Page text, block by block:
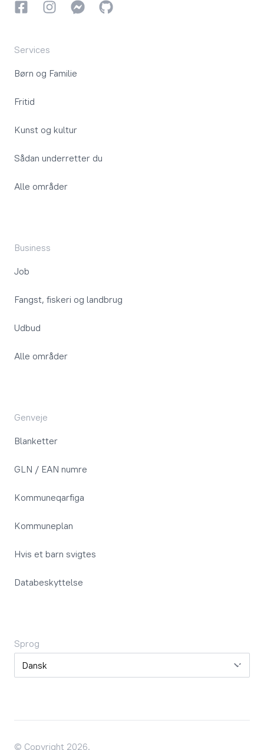
FacebookInstagramInstagram
GitHub
Services
Børn og Familie
Fritid
Kunst og kultur
Sådan underretter du
Alle områder
Business
Job
Fangst, fiskeri og landbrug
Udbud
Alle områder
Genveje
Blanketter
GLN / EAN numre
Kommuneqarfiga
Kommuneplan
Hvis et barn svigtes
Databeskyttelse
Sprog
Sprog
© Copyright 2026.